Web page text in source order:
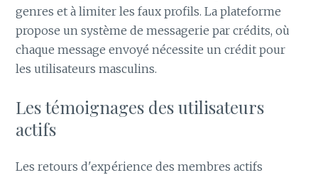
genres et à limiter les faux profils. La plateforme
propose un système de messagerie par crédits, où
chaque message envoyé nécessite un crédit pour
les utilisateurs masculins.
Les témoignages des utilisateurs
actifs
Les retours d'expérience des membres actifs